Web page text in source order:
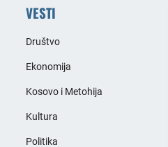
VESTI
Društvo
Ekonomija
Kosovo i Metohija
Kultura
Politika